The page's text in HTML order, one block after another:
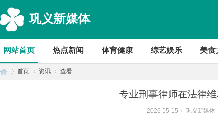
巩义新媒体
网站首页 热点新闻 体育健康 综艺娱乐 美食
首页 资讯 查看
专业刑事律师在法律
2026-05-15 / 巩义新媒体